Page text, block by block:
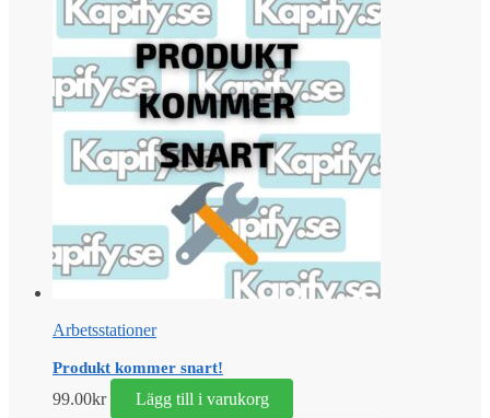
Arbetsstationer
Produkt kommer snart!
99.00kr Lägg till i varukorg